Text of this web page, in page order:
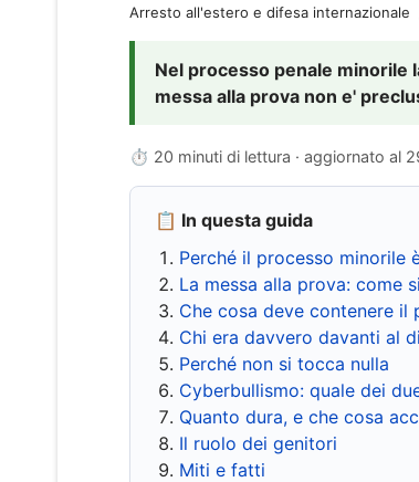
Arresto all'estero e difesa internazionale
Nel processo penale minorile
messa alla prova non e'
⏱ 20 minuti di lettura · aggiornato al
📋 In questa guida
Perché il processo minorile
La messa alla prova: come
Che cosa deve contenere il
Chi era davvero davanti al
Perché non si tocca nulla
Cyberbullismo: quale dei
Quanto dura, e che cosa
Il ruolo dei genitori
Miti e fatti